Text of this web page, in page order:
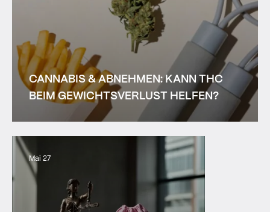
CANNABIS & ABNEHMEN: KANN THC
BEIM GEWICHTSVERLUST HELFEN?
Mai 27